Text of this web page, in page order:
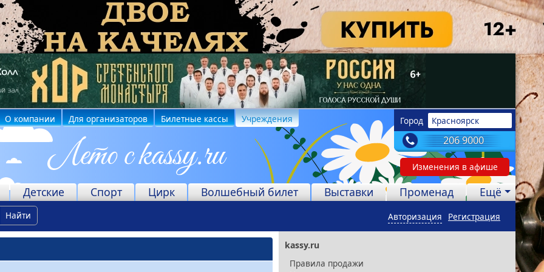
Город Красноярск
206 9000
Изменения в афише
О компании Для организаторов Билетные кассы
Учреждения
Детские Спорт Цирк Волшебный билет Выставки Променад Ещё
Найти Регистрация
Авторизация
kassy.ru
Правила продажи